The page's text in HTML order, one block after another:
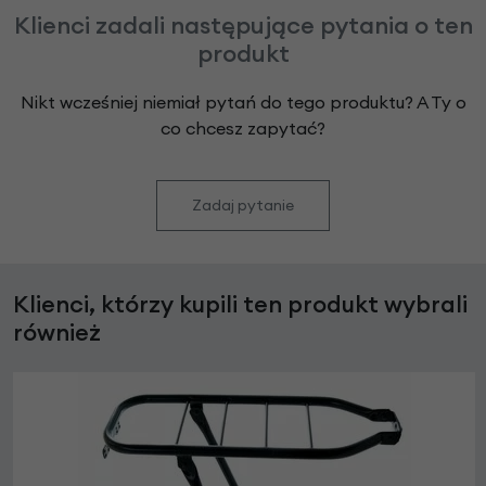
Klienci zadali następujące pytania o ten
produkt
Nikt wcześniej niemiał pytań do tego produktu? A Ty o
co chcesz zapytać?
Zadaj pytanie
Klienci, którzy kupili ten produkt wybrali
również